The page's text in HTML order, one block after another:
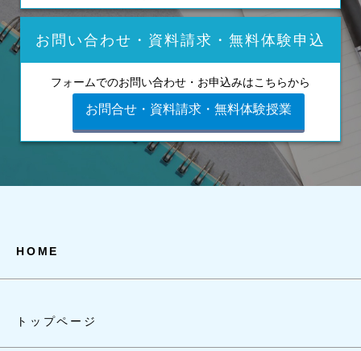
お問い合わせ・資料請求・無料体験申込
フォームでのお問い合わせ・お申込みはこちらから
お問合せ・資料請求・無料体験授業
HOME
トップページ